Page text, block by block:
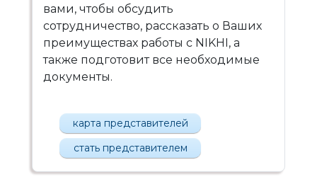
вами, чтобы обсудить
сотрудничество, рассказать о Ваших
преимуществах работы с NIKHI, а
также подготовит все необходимые
документы.
карта представителей
стать представителем